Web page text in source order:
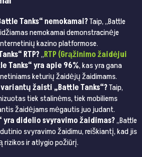
Tanks“ nemokamai?Taip, „Battle
nemokamai demonstracinėje
kazino platformose.
RTP?„RTP (Grąžinimo žaidėjui
Tanks“ yra apie 96%, kas yra gana
keturių žaidėjų žaidimams.
žaisti „Battle Tanks“?Taip,
tiek stalinėms, tiek mobiliems
žaidėjams mėgautis juo judant.
yra didelio svyravimo žaidimas?„Battle
svyravimo žaidimu, reiškiantį, kad jis
rizikos ir atlygio požiūrį.